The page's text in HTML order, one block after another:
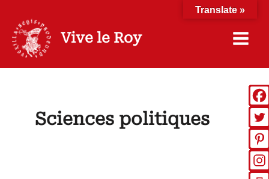
contenu
Vive le Roy
Sciences politiques
Translate »